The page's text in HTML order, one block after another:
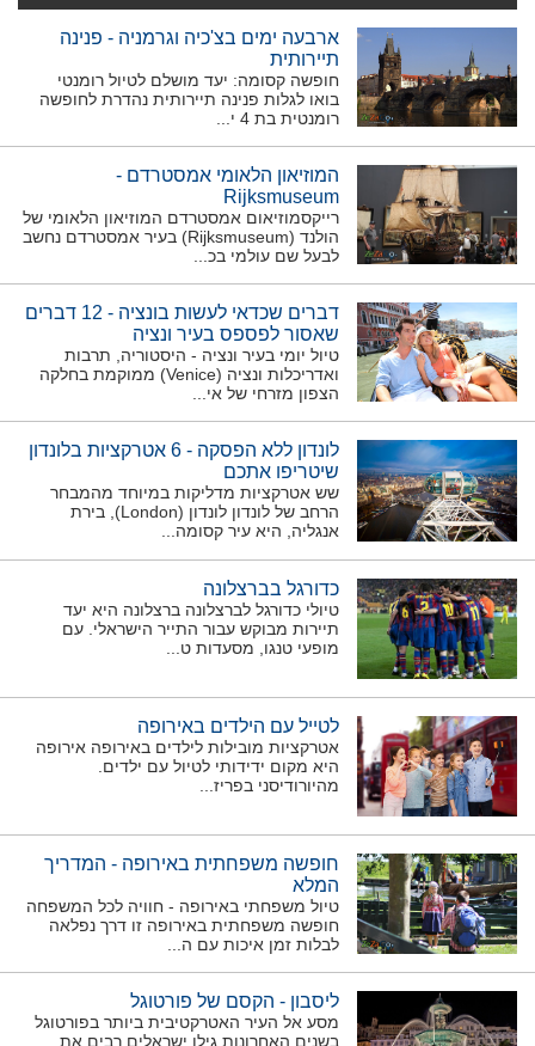
ארבעה ימים בצ'כיה וגרמניה - פנינה
תיירותית
חופשה קסומה: יעד מושלם לטיול רומנטי
בואו לגלות פנינה תיירותית נהדרת לחופשה
רומנטית בת 4 י...
המוזיאון הלאומי אמסטרדם -
Rijksmuseum
רייקסמוזיאום אמסטרדם המוזיאון הלאומי של
הולנד (Rijksmuseum) בעיר אמסטרדם נחשב
לבעל שם עולמי בכ...
דברים שכדאי לעשות בונציה - 12 דברים
שאסור לפספס בעיר ונציה
טיול יומי בעיר ונציה - היסטוריה, תרבות
ואדריכלות ונציה (Venice) ממוקמת בחלקה
הצפון מזרחי של אי...
לונדון ללא הפסקה - 6 אטרקציות בלונדון
שיטריפו אתכם
שש אטרקציות מדליקות במיוחד מהמבחר
הרחב של לונדון לונדון (London), בירת
אנגליה, היא עיר קסומה...
כדורגל בברצלונה
טיולי כדורגל לברצלונה ברצלונה היא יעד
תיירות מבוקש עבור התייר הישראלי. עם
מופעי טנגו, מסעדות ט...
לטייל עם הילדים באירופה
אטרקציות מובילות לילדים באירופה אירופה
היא מקום ידידותי לטיול עם ילדים.
מהיורודיסני בפריז...
חופשה משפחתית באירופה - המדריך
המלא
טיול משפחתי באירופה - חוויה לכל המשפחה
חופשה משפחתית באירופה זו דרך נפלאה
לבלות זמן איכות עם ה...
ליסבון - הקסם של פורטוגל
מסע אל העיר האטרקטיבית ביותר בפורטוגל
בשנים האחרונות גילו ישראלים רבים את